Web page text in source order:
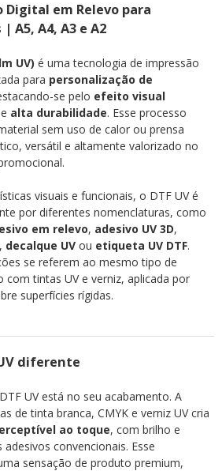
Digital em Relevo para
A5, A4, A3 e A2
UV) é uma tecnologia de impressão
para personalização de
se pelo efeito visual
e alta durabilidade. Esse processo
sem uso de calor ou prensa
versátil e altamente valorizado no
visuais e funcionais, o DTF UV é
por diferentes nomenclaturas, como
em relevo, adesivo UV 3D,
, decalque UV ou etiqueta UV DTF.
se referem ao mesmo tipo de
com tintas UV e verniz, aplicada por
superfícies rígidas.
diferente
UV está no seu acabamento. A
de tinta branca, CMYK e verniz UV cria
ao toque, com brilho e
convencionais. Esse
sensação de produto premium,